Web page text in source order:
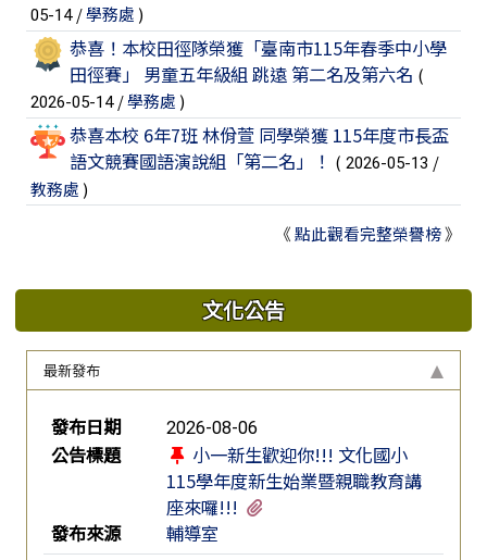
05-14 /學務處 )
恭喜！本校田徑隊榮獲「臺南市115年春季中小學
田徑賽」 男童五年級組 跳遠 第二名及第六名 (
2026-05-14 /學務處 )
恭喜本校 6年7班 林佾萱 同學榮獲 115年度市長盃
語文競賽國語演說組「第二名」！ ( 2026-05-13 /
教務處 )
《點此觀看完整榮譽榜》
文化公告
最新發布
新聞列表
發布日期 2026-08-06
公告標題
小一新生歡迎你!!! 文化國小
115學年度新生始業暨親職教育講
座來囉!!!
發布來源
輔導室